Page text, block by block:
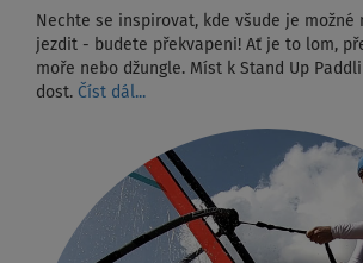
Nechte se inspirovat, kde všude je možné
jezdit - budete překvapeni! Ať je to lom,
moře nebo džungle. Míst k Stand Up
dost. Číst dál...